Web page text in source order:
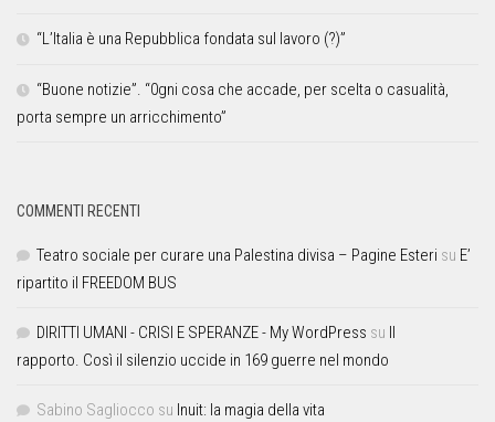
“L’Italia è una Repubblica fondata sul lavoro (?)”
“Buone notizie”. “0gni cosa che accade, per scelta o casualità,
porta sempre un arricchimento”
COMMENTI RECENTI
Teatro sociale per curare una Palestina divisa – Pagine Esteri su E’
ripartito il FREEDOM BUS
DIRITTI UMANI - CRISI E SPERANZE - My WordPress su Il
rapporto. Così il silenzio uccide in 169 guerre nel mondo
Sabino Sagliocco su Inuit: la magia della vita